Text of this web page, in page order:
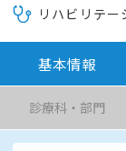
リハビリテー
基本情報
診療科・部門